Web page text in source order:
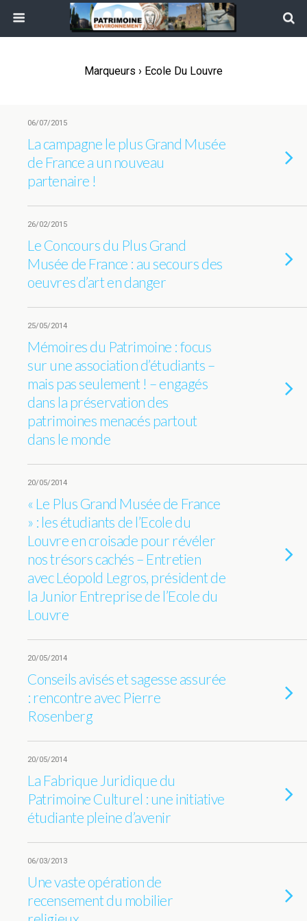
Marqueurs › Ecole Du Louvre
06/07/2015
La campagne le plus Grand Musée
de France a un nouveau
partenaire !
26/02/2015
Le Concours du Plus Grand
Musée de France : au secours des
oeuvres d’art en danger
25/05/2014
Mémoires du Patrimoine : focus
sur une association d’étudiants –
mais pas seulement ! – engagés
dans la préservation des
patrimoines menacés partout
dans le monde
20/05/2014
« Le Plus Grand Musée de France
» : les étudiants de l’Ecole du
Louvre en croisade pour révéler
nos trésors cachés – Entretien
avec Léopold Legros, président de
la Junior Entreprise de l’Ecole du
Louvre
20/05/2014
Conseils avisés et sagesse assurée
: rencontre avec Pierre
Rosenberg
20/05/2014
La Fabrique Juridique du
Patrimoine Culturel : une initiative
étudiante pleine d’avenir
06/03/2013
Une vaste opération de
recensement du mobilier